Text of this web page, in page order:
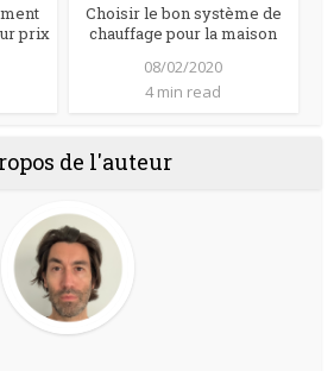
prix
Choisir le bon système de
chauffage pour la maison
08/02/2020
4 min read
de l'auteur